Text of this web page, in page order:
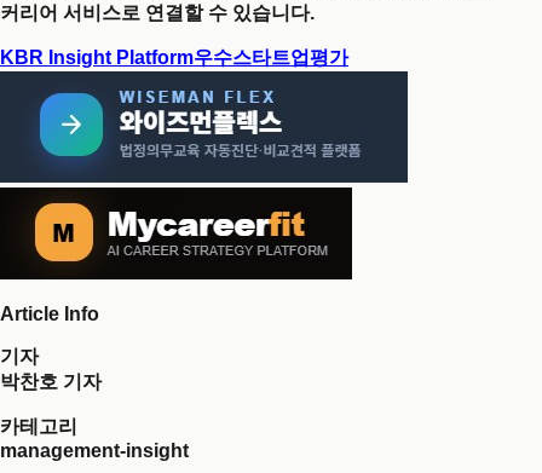
커리어 서비스로 연결할 수 있습니다.
KBR Insight Platform우수스타트업평가
Article Info
기자
박찬호 기자
카테고리
management-insight